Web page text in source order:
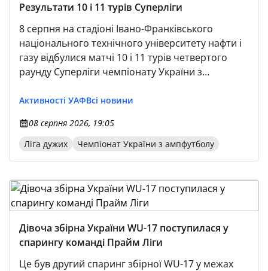
Результати 10 і 11 турів Суперліги
8 серпня на стадіоні Івано-Франківського
національного технічного університету нафти і
газу відбулися матчі 10 і 11 турів четвертого
раунду Суперліги чемпіонату України з
Активності УАФВсі новини
08 серпня 2026, 19:05
Ліга дужих
Чемпіонат України з ампфутболу
Дівоча збірна України WU-17 поступилася у
спарингу команді Прайм Ліги
Це був другий спаринг збірної WU-17 у межах